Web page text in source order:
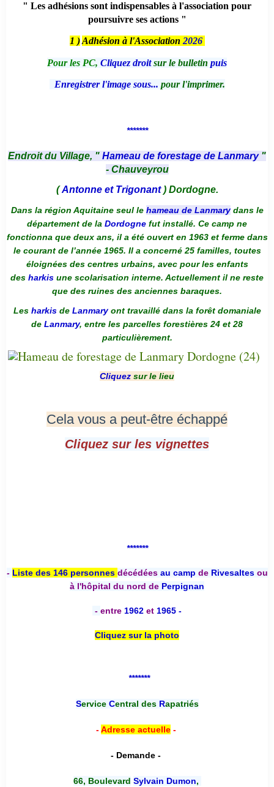
" Les adhésions sont indispensables à l'association pour
poursuivre ses actions "
1 )Adhésion à l'Association 2026
Pour les PC, Cliquez droitsur le bulletin puis
Enregistrer l'image sous... pour l'imprimer.
*******
Endroit du Village, " Hameau de forestage de Lanmary "
- Chauveyrou
(Antonne et Trigonant) Dordogne.
Dans la région Aquitaine seul le hameau de Lanmarydans le
département de la Dordogne fut installé. Ce camp ne
fonctionna que deux ans, il a été ouvert en 1963 et ferme dans
le courant de l’année 1965. Il a concerné 25 familles, toutes
éloignées des centres urbains, avec pour les enfants
des harkis une scolarisation interne. Actuellement il ne reste
que des ruines des anciennes baraques.
Les harkis de Lanmaryont travaillé dans la forêt domaniale
de Lanmary, entre les parcelles forestières 24 et 28
particulièrement.
Cliquez sur le lieu
Cela vous a peut-être échappé
Cliquez sur les vignettes
*******
- Liste des 146 personnes décédées au camp deRivesaltesou
à l'hôpital du nord de Perpignan
- entre 1962 et 1965 -
Cliquez sur la photo
*******
Service Central desRapatriés
-Adresse actuelle-
- Demande -
66, Boulevard Sylvain Dumon,